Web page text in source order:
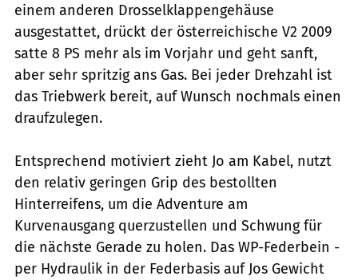
einem anderen Drosselklappengehäuse
ausgestattet, drückt der österreichische V2 2009
satte 8 PS mehr als im Vorjahr und geht sanft,
aber sehr spritzig ans Gas. Bei jeder Drehzahl ist
das Triebwerk bereit, auf Wunsch nochmals einen
draufzulegen.
Entsprechend motiviert zieht Jo am Kabel, nutzt
den relativ geringen Grip des bestollten
Hinterreifens, um die Adventure am
Kurvenausgang querzustellen und Schwung für
die nächste Gerade zu holen. Das WP-Federbein -
per Hydraulik in der Federbasis auf Jos Gewicht